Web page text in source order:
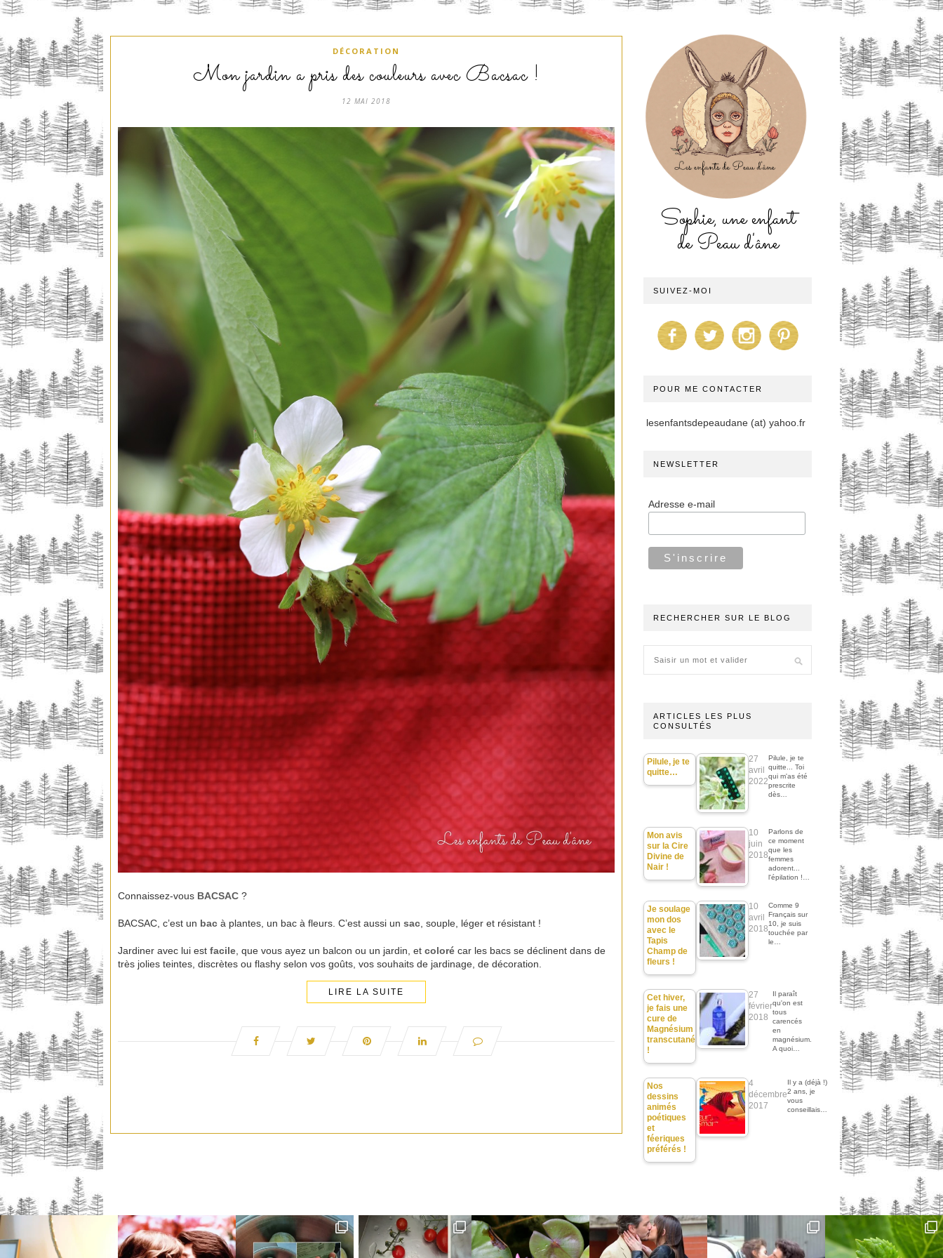
DÉCORATION
Mon jardin a pris des couleurs avec Bacsac !
12 MAI 2018
Connaissez-vous BACSAC ?
BACSAC, c’est un bac à plantes, un bac à fleurs. C’est aussi un sac, souple, léger et résistant !
Jardiner avec lui est facile, que vous ayez un balcon ou un jardin, et coloré car les bacs se déclinent dans de
très jolies teintes, discrètes ou flashy selon vos goûts, vos souhaits de jardinage, de décoration.
LIRE LA SUITE
Sophie, une enfant
de Peau d'âne
SUIVEZ-MOI
POUR ME CONTACTER
lesenfantsdepeaudane (at) yahoo.fr
NEWSLETTER
Adresse e-mail
RECHERCHER SUR LE BLOG
ARTICLES LES PLUS
CONSULTÉS
Pilule, je te
quitte…
27
avril
2022
Pilule, je te
quitte... Toi
qui m'as été
prescrite
dès…
Mon avis
sur la Cire
Divine de
Nair !
10
juin
2018
Parlons de
ce moment
que les
femmes
adorent...
l'épilation !…
Je soulage
mon dos
avec le
Tapis
Champ de
fleurs !
10
avril
2018
Comme 9
Français sur
10, je suis
touchée par
le…
Cet hiver,
je fais une
cure de
Magnésium
transcutané
!
27
février
2018
Il paraît
qu'on est
tous
carencés
en
magnésium.
A quoi…
Nos
dessins
animés
poétiques
et
féeriques
préférés !
4
décembre
2017
Il y a (déjà !)
2 ans, je
vous
conseillais…